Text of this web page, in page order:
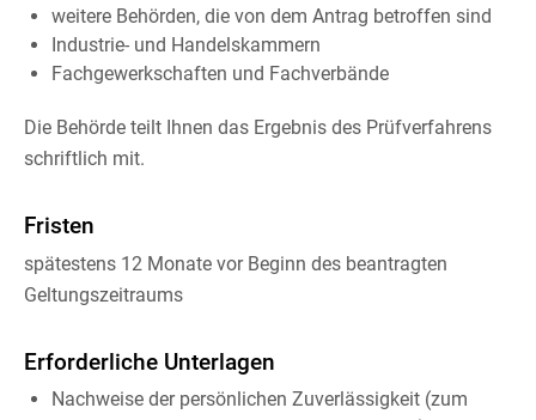
weitere Behörden, die von dem Antrag betroffen sind
Industrie- und Handelskammern
Fachgewerkschaften und Fachverbände
Die Behörde teilt Ihnen das Ergebnis des Prüfverfahrens
schriftlich mit.
Fristen
spätestens 12 Monate vor Beginn des beantragten
Geltungszeitraums
Erforderliche Unterlagen
Nachweise der persönlichen Zuverlässigkeit (zum